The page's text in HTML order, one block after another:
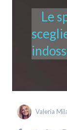
Le
Valeria